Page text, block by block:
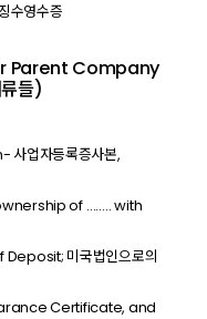
수영수증
Parent Company
들)
업자등록증사본,
of …….. with
미국법인으로의
Certificate, and